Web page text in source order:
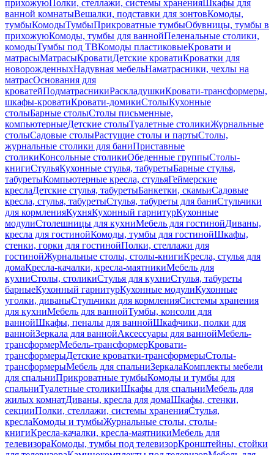
прихожуюПолки, стеллажи, системы храненияШкафы для
ванной комнатыВешалки, подставки для зонтовКомоды,
тумбыКомодыТумбыПрикроватные тумбыОбувницы, тумбы в
прихожуюКомоды, тумбы для ваннойПеленальные столики,
комодыТумбы под ТВКомоды пластиковыеКровати и
матрасыМатрасыКроватиДетские кроватиКроватки для
новорожденныхНадувная мебельНаматрасники, чехлы на
матрасОснования для
кроватейПодматрасникиРаскладушкиКровати-трансформеры,
шкафы-кроватиКровати-домикиСтолыКухонные
столыБарные столыСтолы письменные,
компьютерныеДетские столыТуалетные столикиЖурнальные
столыСадовые столыРастущие столы и партыСтолы,
журнальные столики для баниПриставные
столикиКонсольные столикиОбеденные группыСтолы-
книгиСтульяКухонные стулья, табуретыБарные стулья,
табуретыКомпьютерные кресла, стульяГеймерские
креслаДетские стулья, табуретыБанкетки, скамьиСадовые
кресла, стулья, табуретыСтулья, табуреты для баниСтульчики
для кормленияКухняКухонный гарнитурКухонные
модулиСтолешницы для кухниМебель для гостинойДиваны,
кресла для гостинойКомоды, тумбы для гостинойШкафы,
стенки, горки для гостинойПолки, стеллажи для
гостинойЖурнальные столы, столы-книгиКресла, стулья для
домаКресла-качалки, кресла-маятникиМебель для
кухниСтолы, столикиСтулья для кухниСтулья, табуреты
барныеКухонный гарнитурКухонные модулиКухонные
уголки, диваныСтульчики для кормленияСистемы хранения
для кухниМебель для ваннойТумбы, консоли для
ваннойШкафы, пеналы для ваннойШкафчики, полки для
ваннойЗеркала для ваннойАксессуары для ваннойМебель-
трансформерМебель-трансформерКровати-
трансформерыДетские кроватки-трансформерыСтолы-
трансформерыМебель для спальниЗеркалаКомплекты мебели
для спальниПрикроватные тумбыКомоды и тумбы для
спальниТуалетные столикиШкафы для спальниМебель для
жилых комнатДиваны, кресла для домаШкафы, стенки,
секцииПолки, стеллажи, системы храненияСтулья,
креслаКомоды и тумбыЖурнальные столы, столы-
книгиКресла-качалки, кресла-маятникиМебель для
телевизораКомоды, тумбы под телевизорКронштейны, стойки